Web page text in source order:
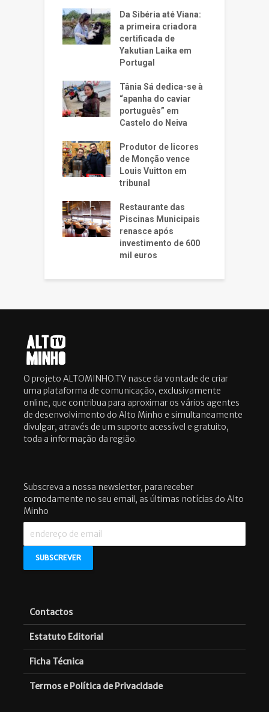
Da Sibéria até Viana:
a primeira criadora
certificada de
Yakutian Laika em
Portugal
Tânia Sá dedica-se à
“apanha do caviar
português” em
Castelo do Neiva
Produtor de licores
de Monção vence
Louis Vuitton em
tribunal
Restaurante das
Piscinas Municipais
renasce após
investimento de 600
mil euros
O projeto ALTOMINHO.TV nasce da vontade de criar
uma plataforma de comunicação, exclusivamente
online, que contribua para aproximar os vários agentes
de desenvolvimento do Alto Minho e simultaneamente
divulgar, através de um suporte acessível e gratuito,
toda a informação da região.
Subscreva a nossa newsletter, para receber
comodamente no seu email, as últimas notícias do Alto
Minho
Contactos
Estatuto Editorial
Ficha Técnica
Termos e Política de Privacidade